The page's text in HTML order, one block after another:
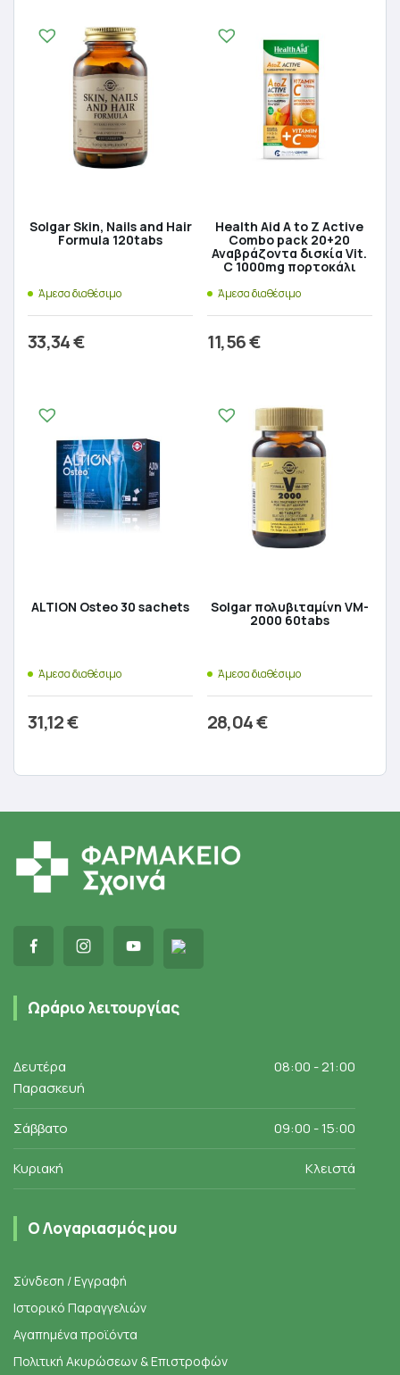
Solgar Skin, Nails and Hair
Formula 120tabs
Άμεσα διαθέσιμο
33,34€
Health Aid A to Z Active
Combo pack 20+20
Αναβράζοντα δισκία Vit.
C 1000mg πορτοκάλι
Άμεσα διαθέσιμο
11,56€
ALTION Osteo 30 sachets
Άμεσα διαθέσιμο
31,12€
Solgar πολυβιταμίνη VM-
2000 60tabs
Άμεσα διαθέσιμο
28,04€
Ωράριο λειτουργίας
Δευτέρα
Παρασκευή
08:00 - 21:00
Σάββατο 09:00 - 15:00
Κυριακή Κλειστά
Ο Λογαριασμός μου
Σύνδεση / Εγγραφή
Ιστορικό Παραγγελιών
Αγαπημένα προϊόντα
Πολιτική Ακυρώσεων & Επιστροφών